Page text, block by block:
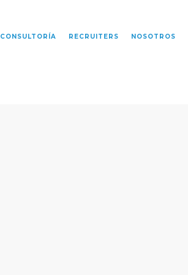
CONSULTORÍA RECRUITERS NOSOTROS